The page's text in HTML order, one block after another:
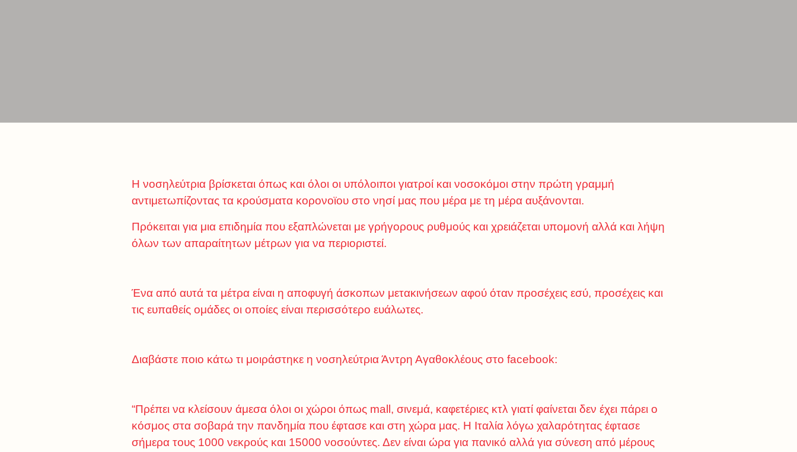
Η νοσηλεύτρια βρίσκεται όπως και όλοι οι υπόλοιποι γιατροί και νοσοκόμοι στην πρώτη γραμμή
αντιμετωπίζοντας τα κρούσματα κορονοϊου στο νησί μας που μέρα με τη μέρα αυξάνονται.
Πρόκειται για μια επιδημία που εξαπλώνεται με γρήγορους ρυθμούς και χρειάζεται υπομονή αλλά και λήψη
όλων των απαραίτητων μέτρων για να περιοριστεί.
Ένα από αυτά τα μέτρα είναι η αποφυγή άσκοπων μετακινήσεων αφού όταν προσέχεις εσύ, προσέχεις και
τις ευπαθείς ομάδες οι οποίες είναι περισσότερο ευάλωτες.
Διαβάστε ποιο κάτω τι μοιράστηκε η νοσηλεύτρια Άντρη Αγαθοκλέους στο facebook:
“Πρέπει να κλείσουν άμεσα όλοι οι χώροι όπως mall, σινεμά, καφετέριες κτλ γιατί φαίνεται δεν έχει πάρει ο
κόσμος στα σοβαρά την πανδημία που έφτασε και στη χώρα μας. Η Ιταλία λόγω χαλαρότητας έφτασε
σήμερα τους 1000 νεκρούς και 15000 νοσούντες. Δεν είναι ώρα για πανικό αλλά για σύνεση από μέρους